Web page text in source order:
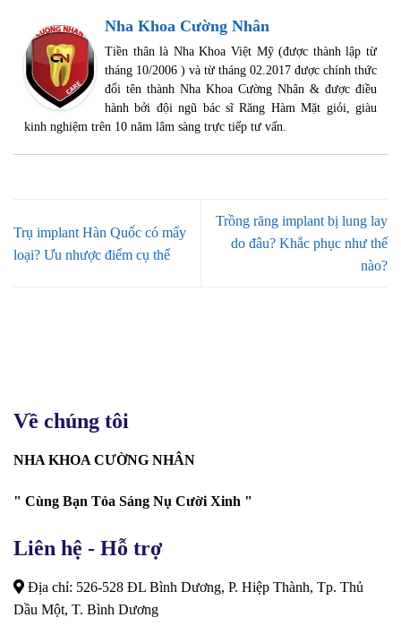
Nha Khoa Cường Nhân
Tiền thân là Nha Khoa Việt Mỹ (được thành lập từ
tháng 10/2006 ) và từ tháng 02.2017 được chính thức
đổi tên thành Nha Khoa Cường Nhân & được điều
hành bởi đội ngũ bác sĩ Răng Hàm Mặt giỏi, giàu
kinh nghiệm trên 10 năm lâm sàng trực tiếp tư vấn.
Trụ implant Hàn Quốc có mấy
loại? Ưu nhược điểm cụ thể
Trồng răng implant bị lung lay
do đâu? Khắc phục như thế
nào?
Về chúng tôi
NHA KHOA CƯỜNG NHÂN
" Cùng Bạn Tỏa Sáng Nụ Cười Xinh "
Liên hệ - Hỗ trợ
Địa chỉ: 526-528 ĐL Bình Dương, P. Hiệp Thành, Tp. Thủ
Dầu Một, T. Bình Dương